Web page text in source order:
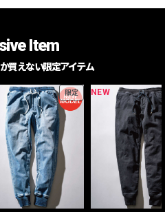
Item
買えない限定アイテム
限定 NEW